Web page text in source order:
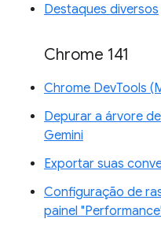
Destaques diversos
Chrome 141
Chrome DevTools
Depurar a árvore
Gemini
Exportar suas
Configuração de
painel